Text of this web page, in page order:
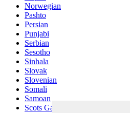
Norwegian
Pashto
Persian
Punjabi
Serbian
Sesotho
Sinhala
Slovak
Slovenian
Somali
Samoan
Scots Gaelic